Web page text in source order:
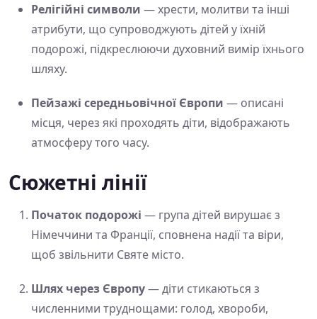
Релігійні символи — хрести, молитви та інші
атрибути, що супроводжують дітей у їхній
подорожі, підкреслюючи духовний вимір їхнього
шляху.
Пейзажі середньовічної Європи — описані
місця, через які проходять діти, відображають
атмосферу того часу.
Сюжетні лінії
Початок подорожі — група дітей вирушає з
Німеччини та Франції, сповнена надії та віри,
щоб звільнити Святе місто.
Шлях через Європу— діти стикаються з
численними труднощами: голод, хвороби,